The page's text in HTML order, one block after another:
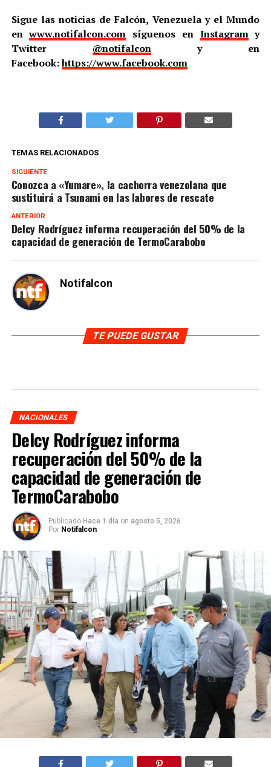
Sigue las noticias de Falcón, Venezuela y el Mundo
enwww.notifalcon.com síguenos en Instagramy
Twitter @notifalcony en
Facebook:https://www.facebook.com
TEMAS RELACIONADOS
SIGUIENTE
Conozca a «Yumare», la cachorra venezolana que
sustituirá a Tsunami en las labores de rescate
ANTERIOR
Delcy Rodríguez informa recuperación del 50% de la
capacidad de generación de TermoCarabobo
Notifalcon
TE PUEDE GUSTAR
NACIONALES
Delcy Rodríguez informa
recuperación del 50% de la
capacidad de generación de
TermoCarabobo
Publicado Hace 1 día on agosto 5, 2026
Por Notifalcon